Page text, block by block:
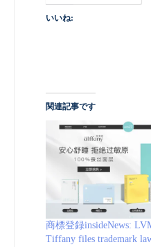
いいね:
関連記事です
商標登録insideNews:
Tiffany files trademark